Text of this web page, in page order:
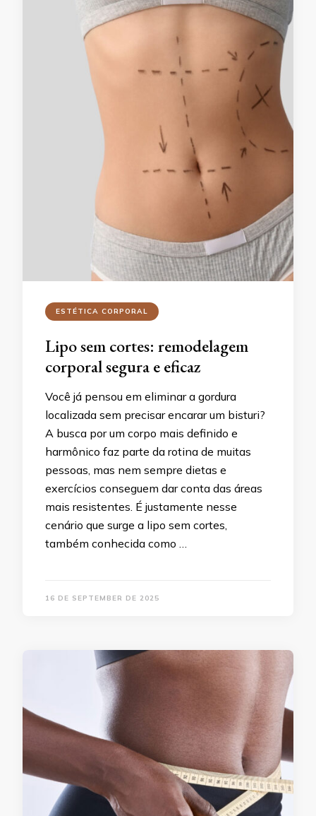
ESTÉTICA CORPORAL
Lipo sem cortes: remodelagem
corporal segura e eficaz
Você já pensou em eliminar a gordura
localizada sem precisar encarar um bisturi?
A busca por um corpo mais definido e
harmônico faz parte da rotina de muitas
pessoas, mas nem sempre dietas e
exercícios conseguem dar conta das áreas
mais resistentes. É justamente nesse
cenário que surge a lipo sem cortes,
também conhecida como …
16 DE SEPTEMBER DE 2025